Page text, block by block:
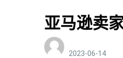
亚马逊卖
2023-06-14